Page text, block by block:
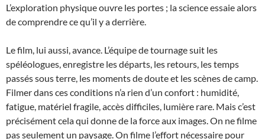
L’exploration physique ouvre les portes ; la science essaie alors
de comprendre ce qu’il y a derrière.
Le film, lui aussi, avance. L’équipe de tournage suit les
spéléologues, enregistre les départs, les retours, les temps
passés sous terre, les moments de doute et les scènes de camp.
Filmer dans ces conditions n’a rien d’un confort : humidité,
fatigue, matériel fragile, accès difficiles, lumière rare. Mais c’est
précisément cela qui donne de la force aux images. On ne filme
pas seulement un paysage. On filme l’effort nécessaire pour